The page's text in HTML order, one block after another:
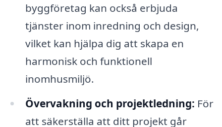
byggföretag kan också erbjuda
tjänster inom inredning och design,
vilket kan hjälpa dig att skapa en
harmonisk och funktionell
inomhusmiljö.
Övervakning och projektledning: För
att säkerställa att ditt projekt går